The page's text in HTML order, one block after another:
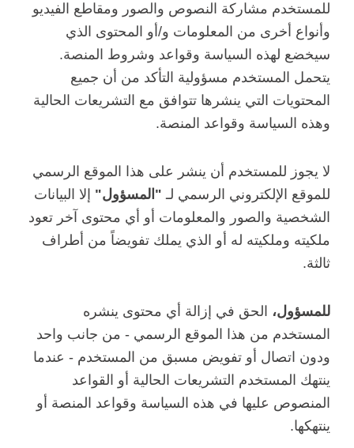
للمستخدم مشاركة النصوص والصور ومقاطع الفيديو
وأنواع أخرى من المعلومات و/أو المحتوى الذي
سيخضع لهذه السياسة وقواعد وشروط المنصة.
يتحمل المستخدم مسؤولية التأكد من أن جميع
المحتويات التي ينشرها تتوافق مع التشريعات الحالية
وهذه السياسة وقواعد المنصة.
لا يجوز للمستخدم أن ينشر على هذا الموقع الرسمي
للموقع الإلكتروني الرسمي لـ "المسؤول" إلا البيانات
الشخصية والصور والمعلومات أو أي محتوى آخر تعود
ملكيته وملكيته له أو الذي يملك تفويضاً من أطراف
ثالثة.
للمسؤول، الحق في إزالة أي محتوى ينشره
المستخدم من هذا الموقع الرسمي - من جانب واحد
ودون اتصال أو تفويض مسبق من المستخدم - عندما
ينتهك المستخدم التشريعات الحالية أو القواعد
المنصوص عليها في هذه السياسة وقواعد المنصة أو
ينتهكها.